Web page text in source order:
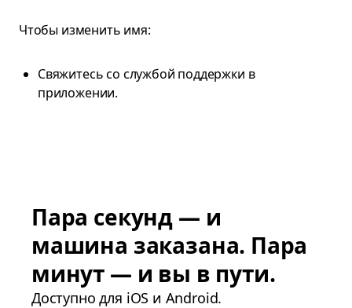
Чтобы изменить имя:
Свяжитесь со службой поддержки в
приложении.
Пара секунд — и
машина заказана. Пара
минут — и вы в пути.
Доступно для iOS и Android.